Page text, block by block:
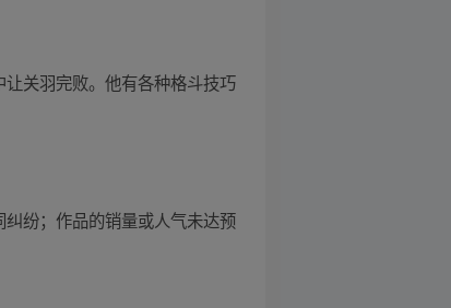
关羽完败。他有各种格斗技巧
纷；作品的销量或人气未达预